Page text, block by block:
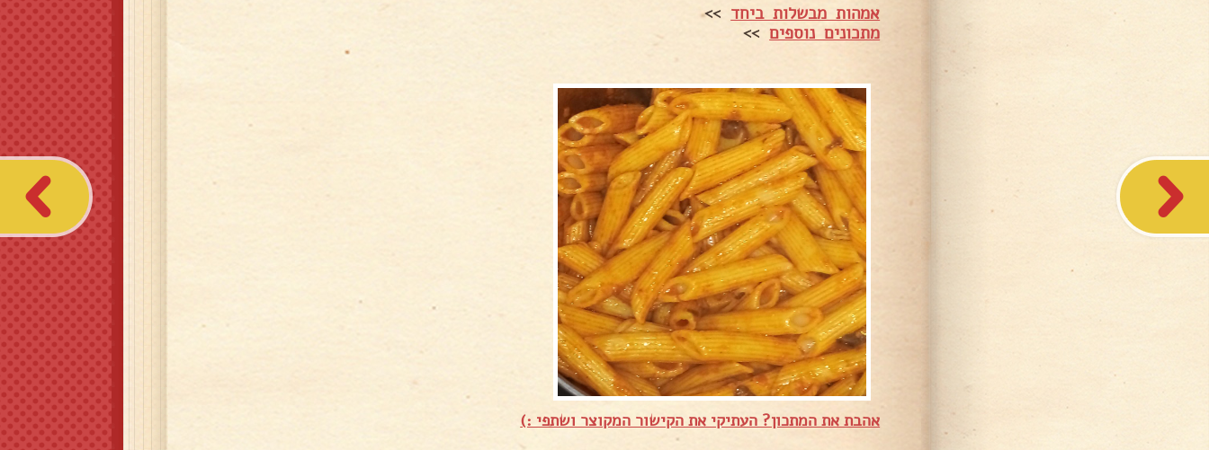
אמהות מבשלות ביחד >>
מתכונים נוספים>>
אהבת את המתכון? העתיקי את הקישור המקוצר ושתפי :)